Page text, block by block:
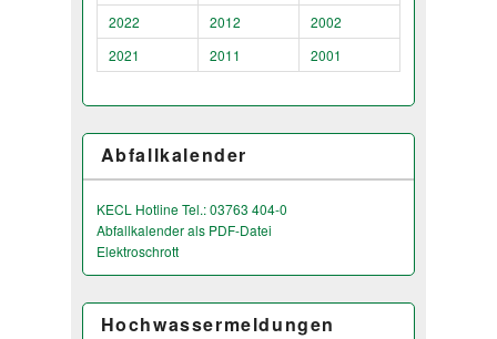
2022
2012
2002
2021
2011 2001
Abfallkalender
KECL Hotline Tel.: 03763 404-0
Abfallkalender als PDF-Datei
Elektroschrott
Hochwassermeldungen